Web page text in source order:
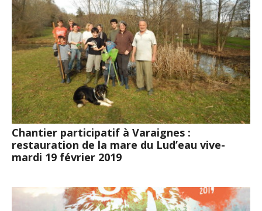
Chantier participatif à Varaignes :
restauration de la mare du Lud’eau vive-
mardi 19 février 2019